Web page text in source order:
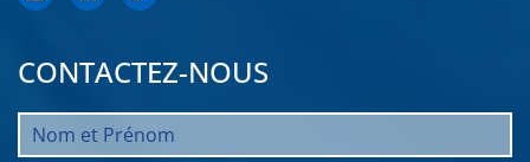
CONTACTEZ-NOUS